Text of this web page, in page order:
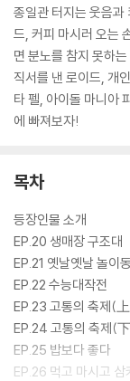
종일관 터지는 웃음과
드, 커피 마시러 오는
면 분노를 참지 못하
직서를 낸 로이드, 개
타 펠, 아이돌 마니아
에 빠져보자!
목차
등장인물 소개
EP.20 생매장 구조대
EP.21 옛날옛날 놀이
EP.22 수능대작전
EP.23 고통의 축제(
EP.24 고통의 축제(
EP.25 밥보다 좋다
EP.26 먹고 마시고 삼